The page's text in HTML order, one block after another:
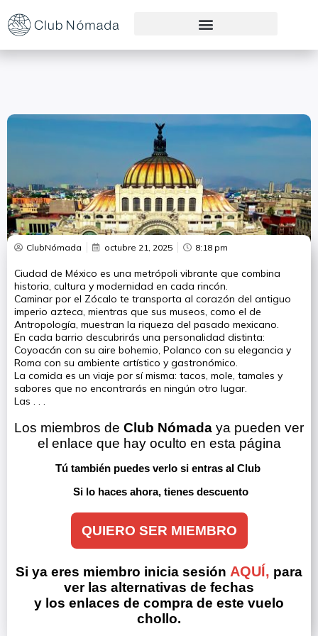
ClubNómada octubre 21, 2025 8:18 pm
Ciudad de México es una metrópoli vibrante que combina
historia, cultura y modernidad en cada rincón.
Caminar por el Zócalo te transporta al corazón del antiguo
imperio azteca, mientras que sus museos, como el de
Antropología, muestran la riqueza del pasado mexicano.
En cada barrio descubrirás una personalidad distinta:
Coyoacán con su aire bohemio, Polanco con su elegancia y
Roma con su ambiente artístico y gastronómico.
La comida es un viaje por sí misma: tacos, mole, tamales y
sabores que no encontrarás en ningún otro lugar.
Las . . .
Los miembros de Club Nómada ya pueden ver
el enlace que hay oculto en esta página
Tú también puedes verlo si entras al Club
Si lo haces ahora, tienes descuento
QUIERO SER MIEMBRO
Si ya eres miembro inicia sesión AQUÍ, para
ver las alternativas de fechas
y los enlaces de compra de este vuelo
chollo.